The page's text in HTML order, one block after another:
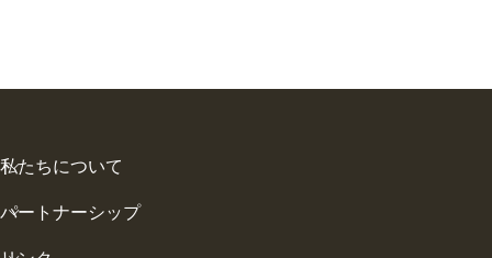
私たちについて
パートナーシップ